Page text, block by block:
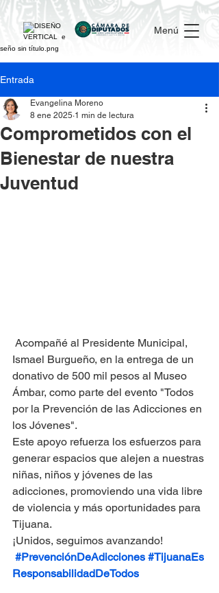
Menú
Entrada
Comprometidos con el
Bienestar de nuestra
Juventud
Evangelina Moreno
8 ene 2025 1 min de lectura
Ismael Burgueño, en la entrega de un
donativo de 500 mil pesos al Museo
Ámbar, como parte del evento "Todos
por la Prevención de las Adicciones en
los Jóvenes".
Este apoyo refuerza los esfuerzos para
generar espacios que alejen a nuestras
niñas, niños y jóvenes de las
adicciones, promoviendo una vida libre
de violencia y más oportunidades para
Tijuana.
¡Unidos, seguimos avanzando!
#PrevenciónDeAdicciones #TijuanaEs
ResponsabilidadDeTodos